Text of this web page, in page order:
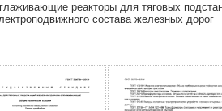
реакторы для тяговых
состава железных дорог